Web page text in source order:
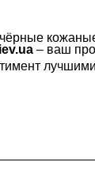
– ваш